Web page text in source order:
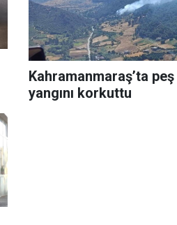
Kahramanmaraş’ta
yangını korkuttu